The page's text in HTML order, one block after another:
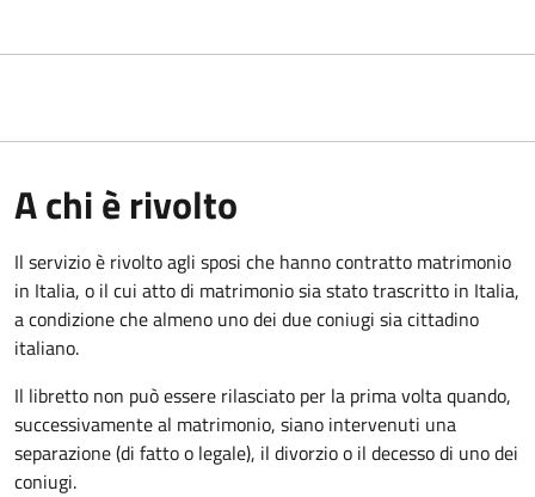
A chi è rivolto
Il servizio è rivolto agli sposi che hanno contratto matrimonio
in Italia, o il cui atto di matrimonio sia stato trascritto in Italia,
a condizione che almeno uno dei due coniugi sia cittadino
italiano.
Il libretto non può essere rilasciato per la prima volta quando,
successivamente al matrimonio, siano intervenuti una
separazione (di fatto o legale), il divorzio o il decesso di uno dei
coniugi.